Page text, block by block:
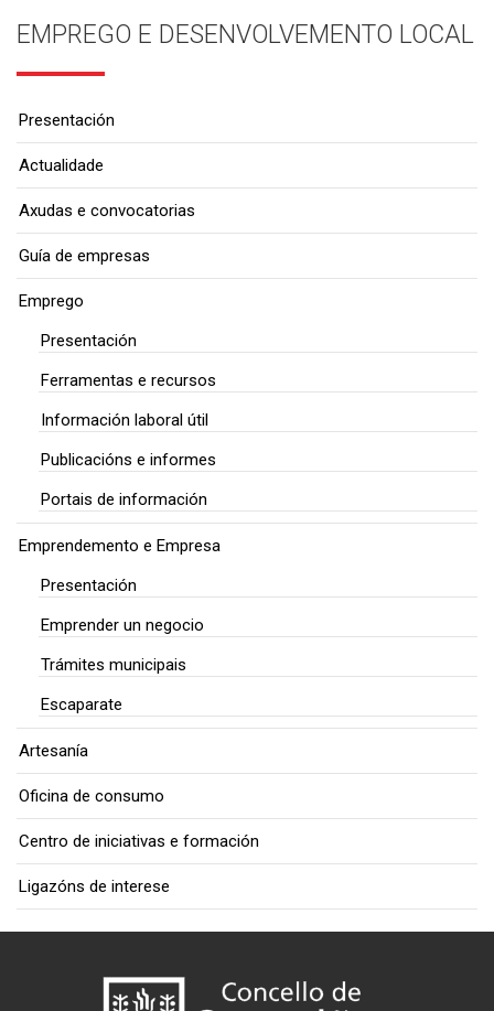
EMPREGO E DESENVOLVEMENTO LOCAL
Presentación
Actualidade
Axudas e convocatorias
Guía de empresas
Emprego
Presentación
Ferramentas e recursos
Información laboral útil
Publicacións e informes
Portais de información
Emprendemento e Empresa
Presentación
Emprender un negocio
Trámites municipais
Escaparate
Artesanía
Oficina de consumo
Centro de iniciativas e formación
Ligazóns de interese